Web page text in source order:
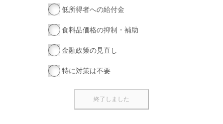
低所得者への給付金
食料品価格の抑制・補助
金融政策の見直し
特に対策は不要